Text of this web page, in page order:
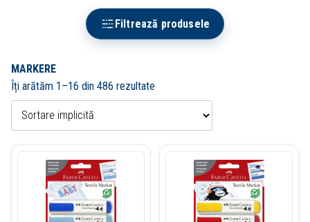
Filtrează produsele
MARKERE
Îți arătăm 1–16 din 486 rezultate